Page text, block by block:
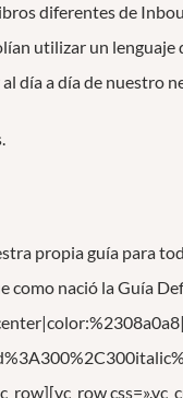
diferentes de
utilizar un
día a día de nuestro
propia guía
como nació la Guía